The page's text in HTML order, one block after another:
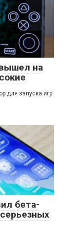
на
для запуска игр
бета-